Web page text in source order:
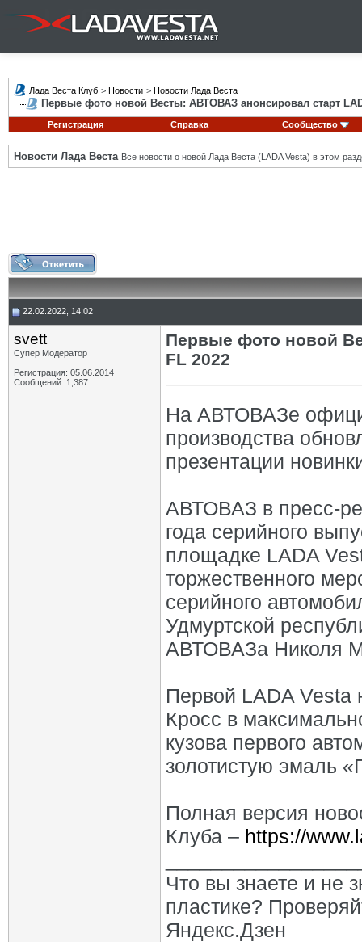
Лада Веста Клуб > Новости > Новости Лада Веста
Первые фото новой Весты: АВТОВАЗ анонсировал старт
Регистрация Справка Сообщество
Новости Лада Веста Все новости о новой Лада Веста (LADA Vesta) в этом
22.02.2022, 14:02
svett
Супер Модератор
Регистрация: 05.06.2014
Сообщений: 1,387
Первые фото новой
FL 2022
На АВТОВАЗе
производства
презентации
АВТОВАЗ в пресс-
года серийного
площадке LADA
торжественного
серийного
Удмуртской
АВТОВАЗа Николя
Первой LADA Vesta
Кросс в
кузова первого
золотистую эмаль
Полная версия
Клуба – https://
Что вы знаете и не
пластике?
Яндекс.Дзен